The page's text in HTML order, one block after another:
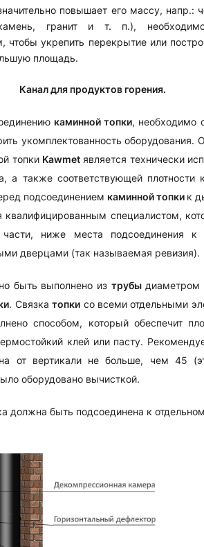
повышает его массу, напр.:
гранит и т. п.), необходимо
чтобы укрепить перекрытие или
площадь.
Канал для продуктов горения.
каминной топки, необходимо
укомплектованность
топки Kawmet является технически
а также соответствующей
подсоединением каминной топки к
квалифицированным специалистом,
ниже места подсоединения к
дверцами (так называемая ревизия).
быть выполнено изтрубы
. Связкатопки со всеми отдельными
способом, который обеспечит
клей или пасту.
от вертикали не больше, чем 45
оборудовано вычисткой.
быть подсоединена к